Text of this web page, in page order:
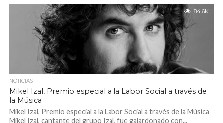
84.6K
NOTICIAS
Mikel Izal, Premio especial a la Labor Social a través de
la Música
Mikel Izal, Premio especial a la Labor Social a través de la Música
Mikel Izal, cantante del grupo Izal, fue galardonado con...